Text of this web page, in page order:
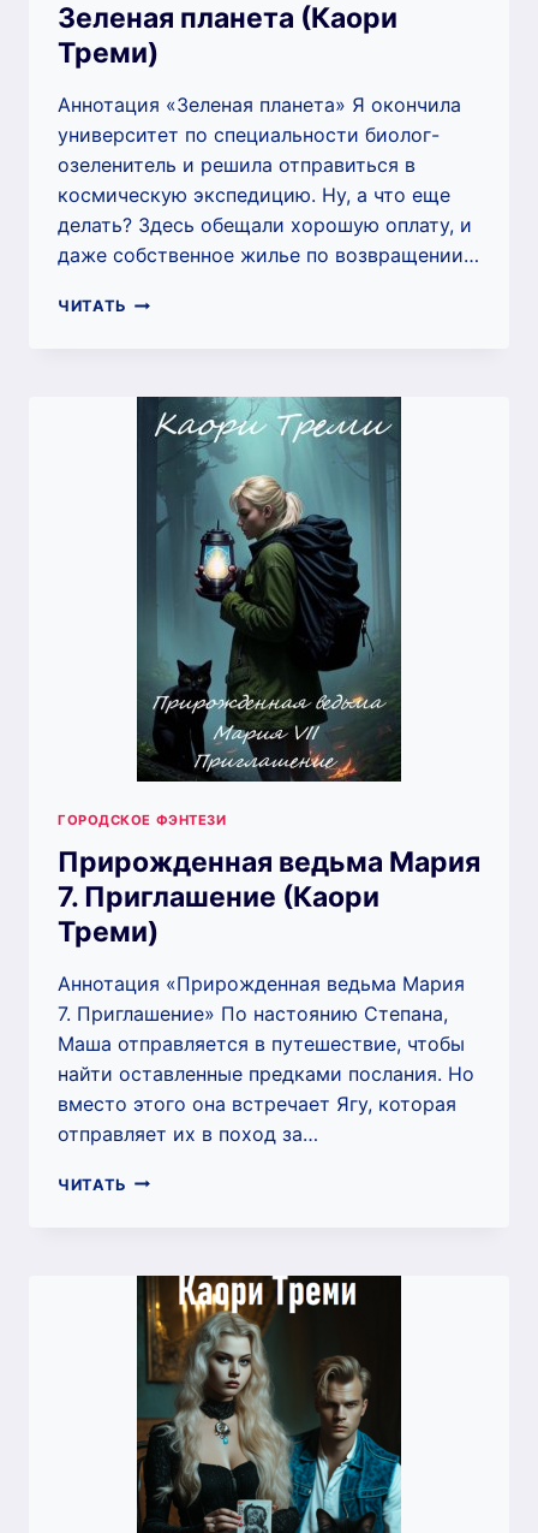
Зеленая планета (Каори
Треми)
Аннотация «Зеленая планета» Я окончила
университет по специальности биолог-
озеленитель и решила отправиться в
космическую экспедицию. Ну, а что еще
делать? Здесь обещали хорошую оплату, и
даже собственное жилье по возвращении…
ЧИТАТЬ ЗЕЛЕНАЯ
ГОРОДСКОЕ ФЭНТЕЗИ
Прирожденная ведьма Мария
7. Приглашение (Каори
Треми)
Аннотация «Прирожденная ведьма Мария
7. Приглашение» По настоянию Степана,
Маша отправляется в путешествие, чтобы
найти оставленные предками послания. Но
вместо этого она встречает Ягу, которая
отправляет их в поход за…
ЧИТАТЬ ПРИРОЖДЕННАЯ
ПРИГЛАШЕНИЕ
(КАОРИ
ТРЕМИ)